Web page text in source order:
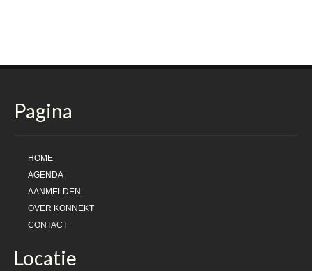
Pagina
HOME
AGENDA
AANMELDEN
OVER KONNEKT
CONTACT
Locatie